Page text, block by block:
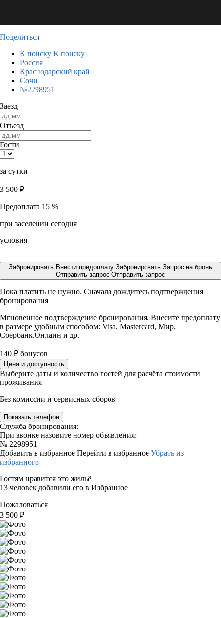
Поделиться
К поиску К поиску
Россия
Краснодарский край
Сочи
№2298951
Заезд
Отъезд
Гости
за сутки
3 500 ₽
Предоплата 15 %
при заселении сегодня
условия
Забронировать Внести предоплату Забронировать Запрос на бронь
Отправить запрос Отправить запрос
Пока платить не нужно. Сначала дождитесь подтверждения
бронирования
Мгновенное подтверждение бронирования. Внесите предоплату
в размере удобным способом: Visa, Mastercard, Мир,
Сбербанк.Онлайн и др.
140 ₽ бонусов
Цена и доступность
Выберите даты и количество гостей для расчёта стоимости
проживания
Без комиссии и сервисных сборов
Показать телефон
Служба бронирования:
При звонке назовите номер объявления:
№ 2298951
Добавить в избранное Перейти в избранное Убрать из
избранного
Гостям нравится это жильё
13 человек добавили его в Избранное
Пожаловаться
3 500 ₽